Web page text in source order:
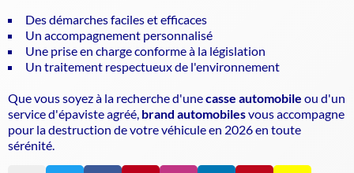
Des démarches faciles et efficaces
Un accompagnement personnalisé
Une prise en charge conforme à la législation
Un traitement respectueux de l'environnement
Que vous soyez à la recherche d'unecasse automobile ou d'un
service d'épaviste agréé brand automobilesvous accompagne
pour la destruction de votre véhicule en 2026 en toute
sérénité.